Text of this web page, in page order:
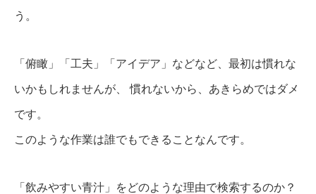
う。
「俯瞰」「工夫」「アイデア」などなど、最初は慣れな
いかもしれませんが、 慣れないから、あきらめではダメ
です。
このような作業は誰でもできることなんです。
「飲みやすい青汁」をどのような理由で検索するのか？